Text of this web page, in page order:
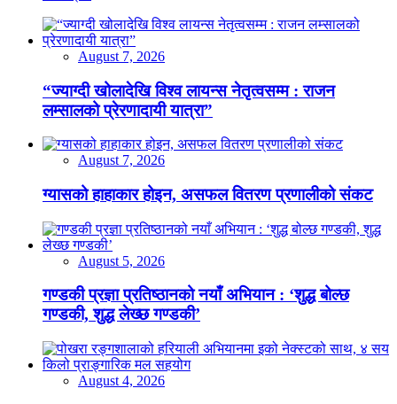
August 7, 2026
“ज्याग्दी खोलादेखि विश्व लायन्स नेतृत्वसम्म : राजन
लम्सालको प्रेरणादायी यात्रा”
August 7, 2026
ग्यासको हाहाकार होइन, असफल वितरण प्रणालीको संकट
August 5, 2026
गण्डकी प्रज्ञा प्रतिष्ठानको नयाँ अभियान : ‘शुद्ध बोल्छ
गण्डकी, शुद्ध लेख्छ गण्डकी’
August 4, 2026